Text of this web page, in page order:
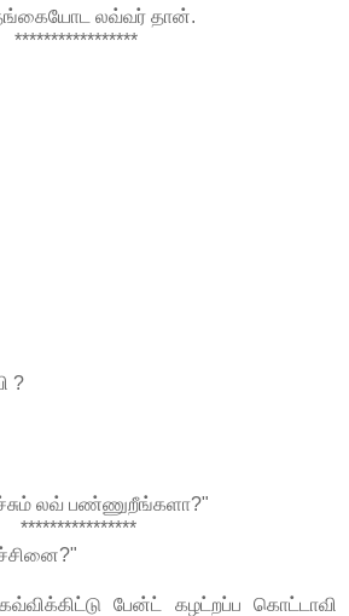
லவ்வர் தான்.
*****************
?
லவ் பண்ணுறீங்களா?"
****************
பேன்ட் கழட்றப்ப கொட்டாவி